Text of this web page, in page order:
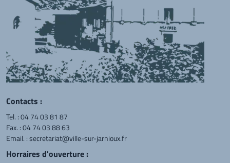
Contacts :
Tel. :04 74 03 81 87
Fax. : 04 74 03 88 63
Email. :secretariat@ville-sur-jarnioux.fr
Horraires d'ouverture :